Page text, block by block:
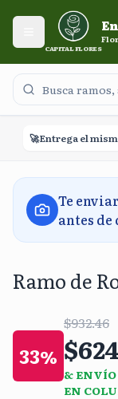
Entrega Exprés
Abrir menú
CAPITAL FLORES
Entrega el mismo
Te
antes
Ramo de
33%
$932.46
$624
&
EN